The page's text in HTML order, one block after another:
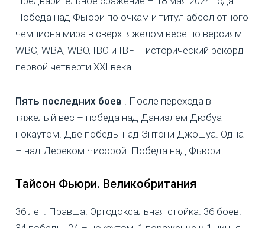
Победа над Фьюри по очкам и титул абсолютного
чемпиона мира в сверхтяжелом весе по версиям
WBC, WBA, WBO, IBO и IBF – исторический рекорд
первой четверти XXI века.
Пять последних боев . После перехода в
тяжелый вес – победа над Даниэлем Дюбуа
нокаутом. Две победы над Энтони Джошуа. Одна
– над Дереком Чисорой. Победа над Фьюри.
Тайсон Фьюри. Великобритания
36 лет. Правша. Ортодоксальная стойка. 36 боев.